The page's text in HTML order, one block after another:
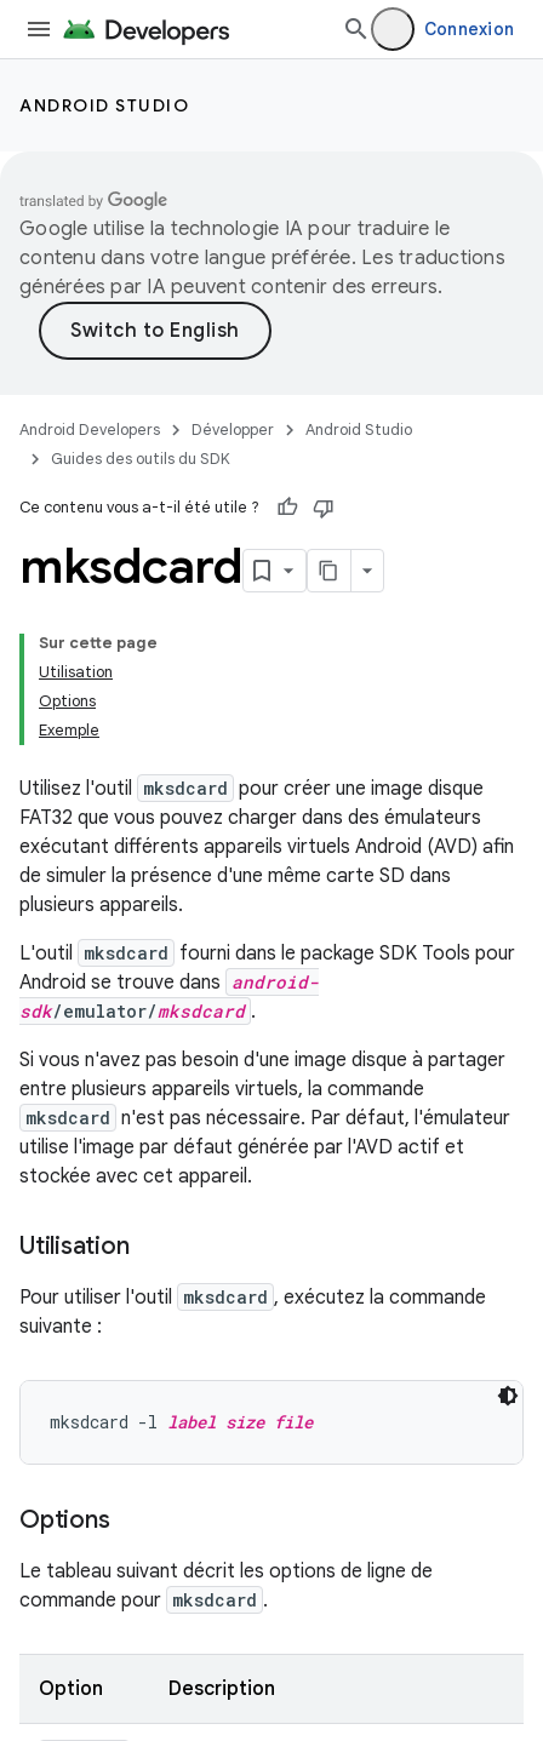
Connexion
ANDROID STUDIO
Google utilise la technologie IA pour traduire le
contenu dans votre langue préférée. Les traductions
générées par IA peuvent contenir des erreurs.
Android Developers Développer
Android Studio
Guides des outils du SDK
Ce contenu vous a-t-il été utile ?
mksdcard
Sur cette page
Utilisation
Options
Exemple
Utilisez l'outil mksdcard pour créer une image disque
FAT32 que vous pouvez charger dans des émulateurs
exécutant différents appareils virtuels Android (AVD) afin
de simuler la présence d'une même carte SD dans
plusieurs appareils.
L'outil mksdcard fourni dans le package SDK Tools pour
Android se trouve dans android-
sdk/emulator/mksdcard .
Si vous n'avez pas besoin d'une image disque à partager
entre plusieurs appareils virtuels, la commande
mksdcard n'est pas nécessaire. Par défaut, l'émulateur
utilise l'image par défaut générée par l'AVD actif et
stockée avec cet appareil.
Utilisation
Pour utiliser l'outil mksdcard , exécutez la commande
suivante :
mksdcard -l label size file
Options
Le tableau suivant décrit les options de ligne de
commande pour mksdcard .
Option Description